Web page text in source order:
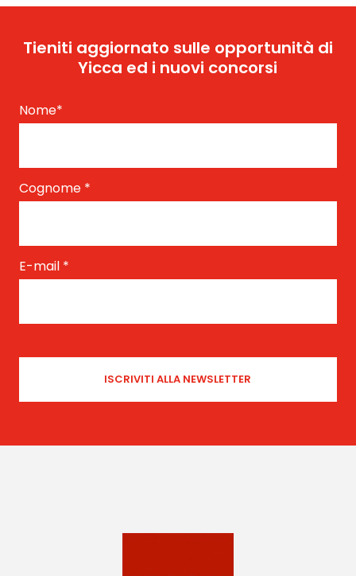
Tieniti aggiornato sulle opportunità di
Yicca ed i nuovi concorsi
Nome*
Cognome *
E-mail *